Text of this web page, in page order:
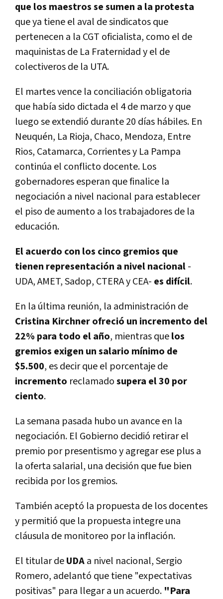
que los maestros se sumen a la protesta
que ya tiene el aval de sindicatos que
pertenecen a la CGT oficialista, como el de
maquinistas de La Fraternidad y el de
colectiveros de la UTA.
El martes vence la conciliación obligatoria
que había sido dictada el 4 de marzo y que
luego se extendió durante 20 días hábiles. En
Neuquén, La Rioja, Chaco, Mendoza, Entre
Rios, Catamarca, Corrientes y La Pampa
continúa el conflicto docente. Los
gobernadores esperan que finalice la
negociación a nivel nacional para establecer
el piso de aumento a los trabajadores de la
educación.
El acuerdo con los cinco gremios que
tienen representación a nivel nacional-
UDA, AMET, Sadop, CTERA y CEA- es difícil.
En la última reunión, la administración de
Cristina Kirchner ofreció un incremento del
22% para todo el año, mientras quelos
gremios exigen un salario mínimo de
$5.500, es decir que el porcentaje de
incremento reclamadosupera el 30 por
ciento.
La semana pasada hubo un avance en la
negociación. El Gobierno decidió retirar el
premio por presentismo y agregar ese plus a
la oferta salarial, una decisión que fue bien
recibida por los gremios.
También aceptó la propuesta de los docentes
y permitió que la propuesta integre una
cláusula de monitoreo por la inflación.
El titular deUDAa nivel nacional, Sergio
Romero, adelantó que tiene "expectativas
positivas" para llegar a un acuerdo. "Para